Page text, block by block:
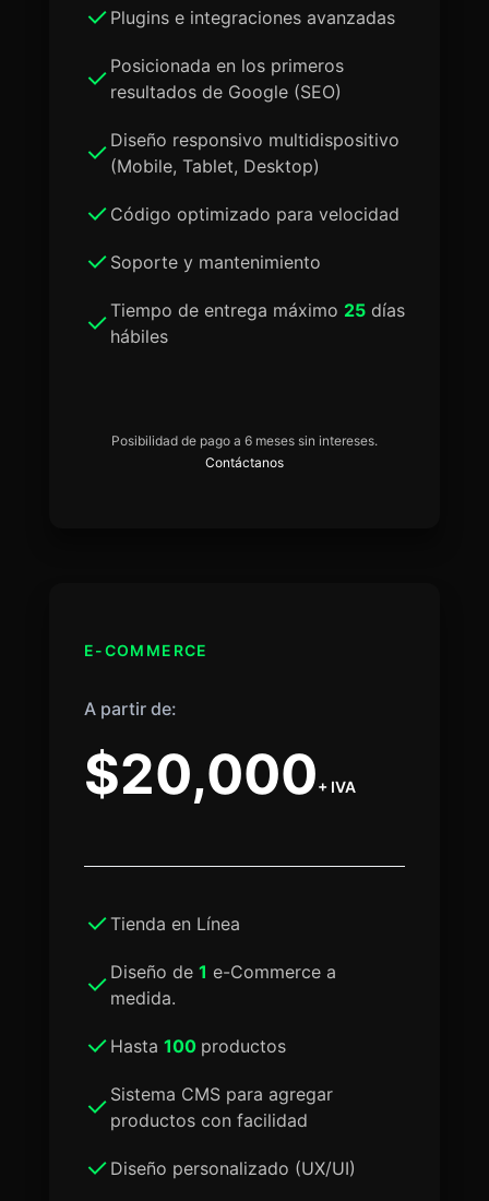
Plugins e integraciones avanzadas
Posicionada en los primeros
resultados de Google (SEO)
Diseño responsivo multidispositivo
(Mobile, Tablet, Desktop)
Código optimizado para velocidad
Soporte y mantenimiento
Tiempo de entrega máximo 25días
hábiles
Posibilidad de pago a 6 meses sin intereses.
Contáctanos
E-COMMERCE
A partir de:
$20,000+ IVA
Tienda en Línea
Diseño de 1 e-Commerce a
medida.
Hasta 100 productos
Sistema CMS para agregar
productos con facilidad
Diseño personalizado (UX/UI)